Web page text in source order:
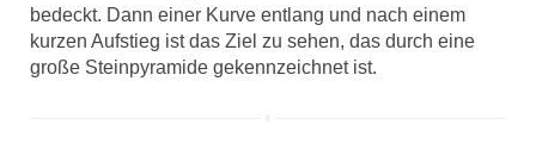
bedeckt. Dann einer Kurve entlang und nach einem
kurzen Aufstieg ist das Ziel zu sehen, das durch eine
große Steinpyramide gekennzeichnet ist.